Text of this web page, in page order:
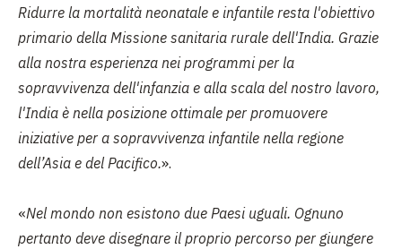
Ridurre la mortalità neonatale e infantile resta l'obiettivo
primario della Missione sanitaria rurale dell'India. Grazie
alla nostra esperienza nei programmi per la
sopravvivenza dell'infanzia e alla scala del nostro lavoro,
l'India è nella posizione ottimale per promuovere
iniziative per a sopravvivenza infantile nella regione
dell’Asia e del Pacifico.».
«Nel mondo non esistono due Paesi uguali. Ognuno
pertanto deve disegnare il proprio percorso per giungere